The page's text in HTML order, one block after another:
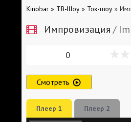
Kinobar » ТВ-Шоу » Ток-шоу »
Импровизация /
0
Смотреть
Плеер 1 Плеер 2